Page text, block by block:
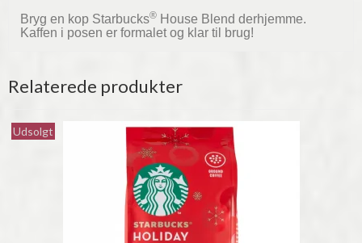
Bryg en kop Starbucks® House Blend derhjemme.
Kaffen i posen er formalet og klar til brug!
Relaterede produkter
Udsolgt